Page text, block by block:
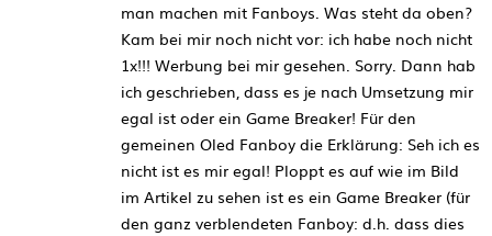
man machen mit Fanboys. Was steht da oben?
Kam bei mir noch nicht vor: ich habe noch nicht
1x!!! Werbung bei mir gesehen. Sorry. Dann hab
ich geschrieben, dass es je nach Umsetzung mir
egal ist oder ein Game Breaker! Für den
gemeinen Oled Fanboy die Erklärung: Seh ich es
nicht ist es mir egal! Ploppt es auf wie im Bild
im Artikel zu sehen ist es ein Game Breaker (für
den ganz verblendeten Fanboy: d.h. dass dies